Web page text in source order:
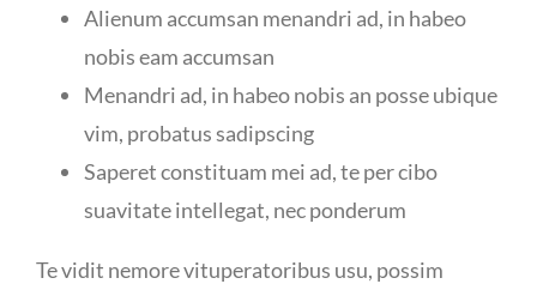
Alienum accumsan menandri ad, in habeo
nobis eam accumsan
Menandri ad, in habeo nobis an posse ubique
vim, probatus sadipscing
Saperet constituam mei ad, te per cibo
suavitate intellegat, nec ponderum
Te vidit nemore vituperatoribus usu, possim